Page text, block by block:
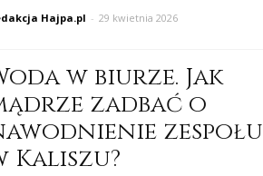
Hajpa.pl - 29 kwietnia 2026
w biurze. Jak
zadbać o
zespołu
Kaliszu?